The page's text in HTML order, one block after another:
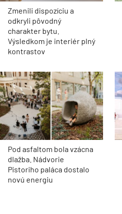
Zmenili dispozíciu a
odkryli pôvodný
charakter bytu.
Výsledkom je interiér plný
kontrastov
Pod asfaltom bola vzácna
dlažba. Nádvorie
Pistoriho paláca dostalo
novú energiu